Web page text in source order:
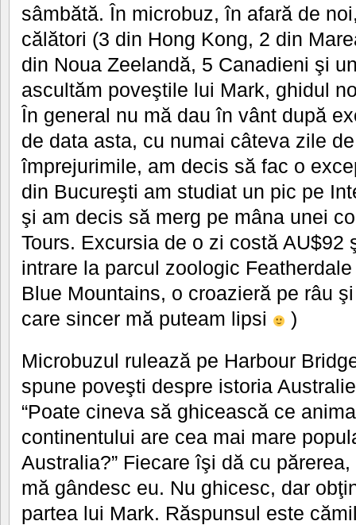
sâmbătă. În microbuz, în afară de
călători (3 din Hong Kong, 2 din
din Noua Zeelandă, 5 Canadieni şi
ascultăm poveştile lui Mark, ghidul
În general nu mă dau în vânt după
de data asta, cu numai câteva zile
împrejurimile, am decis să fac o
din Bucureşti am studiat un pic pe
şi am decis să merg pe mâna unei
Tours. Excursia de o zi costă AU$92
intrare la parcul zoologic
Blue Mountains, o croazieră pe râu
care sincer mă puteam lipsi
)
Microbuzul rulează pe Harbour
spune poveşti despre istoria
“Poate cineva să ghicească ce
continentului are cea mai mare
Australia?” Fiecare îşi dă cu
mă gândesc eu. Nu ghicesc, dar
partea lui Mark. Răspunsul este